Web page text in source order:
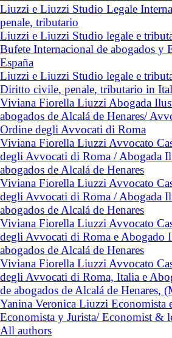
Liuzzi e Liuzzi Studio Legale
penale, tributario
Liuzzi e Liuzzi Studio legale e
Bufete Internacional de abogados y
España
Liuzzi e Liuzzi Studio legale e
Diritto civile, penale, tributario in
Viviana Fiorella Liuzzi Abogada
abogados de Alcalá de Henares/
Ordine degli Avvocati di Roma
Viviana Fiorella Liuzzi Avvocato
degli Avvocati di Roma / Abogada
abogados de Alcalá de Henares
Viviana Fiorella Liuzzi Avvocato
degli Avvocati di Roma / Abogada
abogados de Alcalá de Henares
Viviana Fiorella Liuzzi Avvocato
degli Avvocati di Roma e Abogado
abogados de Alcalá de Henares
Viviana Fiorella Liuzzi Avvocato
degli Avvocati di Roma, Italia e
de abogados de Alcalá de Henares,
Yanina Veronica Liuzzi Economista
Economista y Jurista/ Economist &
All authors